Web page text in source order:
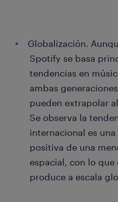
Globalización.
Spotify se basa
tendencias en
ambas
pueden extrapolar
Se observa la
internacional es
positiva de una
espacial, con lo que
produce a escala